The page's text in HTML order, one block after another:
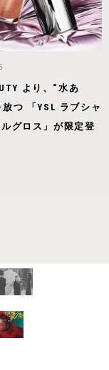
より、“水あ
放つ 「YSL ラブシャ
グロス」が限定登